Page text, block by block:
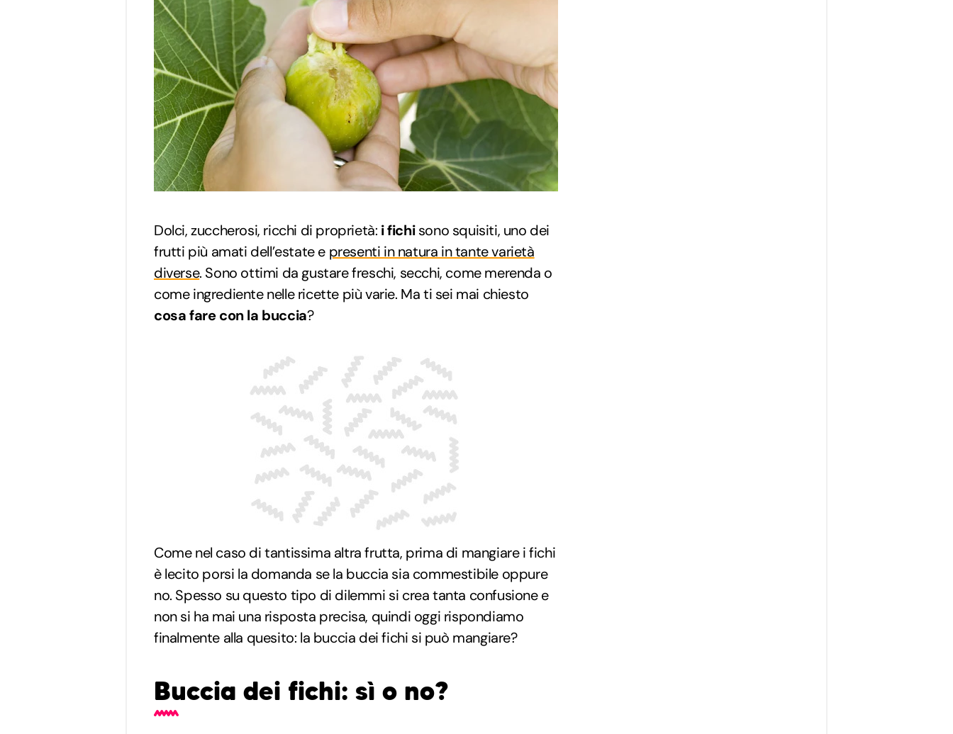
Dolci, zuccherosi, ricchi di proprietà: i fichisono squisiti, uno dei
frutti più amati dell’estate e presenti in natura in tante varietà
diverse. Sono ottimi da gustare freschi, secchi, come merenda o
come ingrediente nelle ricette più varie. Ma ti sei mai chiesto
cosa fare con la buccia?
Come nel caso di tantissima altra frutta, prima di mangiare i fichi
è lecito porsi la domanda se la buccia sia commestibile oppure
no. Spesso su questo tipo di dilemmi si crea tanta confusione e
non si ha mai una risposta precisa, quindi oggi rispondiamo
finalmente alla quesito: la buccia dei fichi si può mangiare?
Buccia dei fichi: sì o no?